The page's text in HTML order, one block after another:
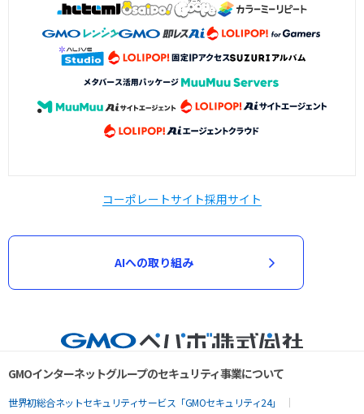
コーポレートサイト採用サイト
AIへの取り組み
GMOインターネットグループのセキュリティ事業について
世界初総合ネットセキュリティサービス「GMOセキュリティ24」